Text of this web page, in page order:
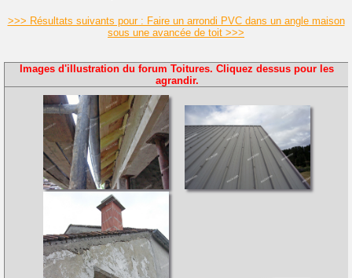
>>> Résultats suivants pour : Faire un arrondi PVC dans un angle maison
sous une avancée de toit >>>
Images d'illustration du forum Toitures. Cliquez dessus pour les
agrandir.